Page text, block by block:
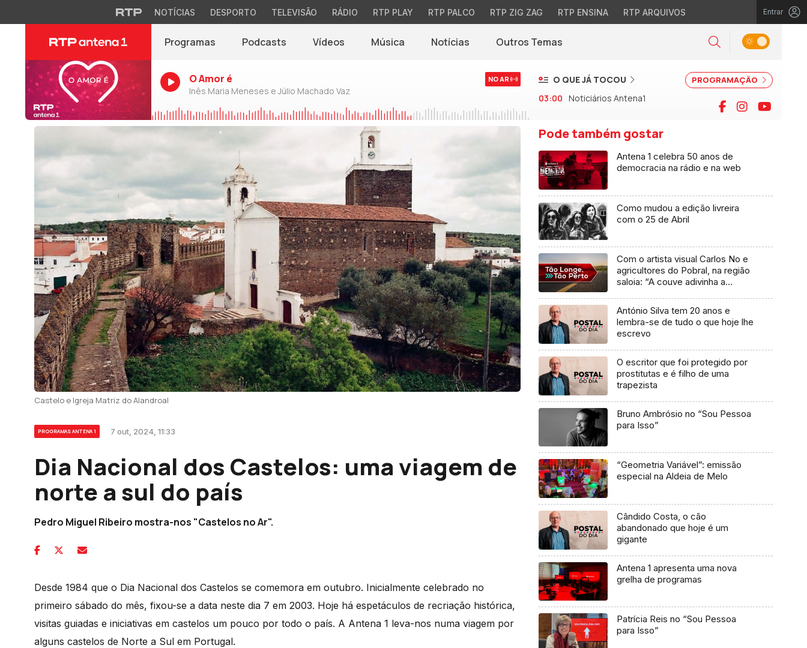
NOTÍCIAS DESPORTO TELEVISÃO RÁDIO RTP PLAY RTP PALCO RTP ZIG ZAG RTP ENSINA RTP ARQUIVOS Entrar
Programas Podcasts Vídeos Música Notícias(abre em nova janela)
Outros Temas Pesquisar
Alternar tema
O Amor é
Inês Maria Meneses e Júlio Machado Vaz
NO AR PROGRAMAÇÃO
O QUE JÁ TOCOU
03:00 Noticiários Antena1 Facebook
Instagram
Castelo e Igreja Matriz do Alandroal
PROGRAMAS ANTENA 1 7 out, 2024, 11:33
Dia Nacional dos Castelos: uma viagem de
norte a sul do país
Pedro Miguel Ribeiro mostra-nos "Castelos no Ar".
Desde 1984 que o Dia Nacional dos Castelos se comemora em outubro. Inicialmente celebrado no
primeiro sábado do mês, fixou-se a data neste dia 7 em 2003. Hoje há espetáculos de recriação histórica,
visitas guiadas e iniciativas em castelos um pouco por todo o país. A Antena 1 leva-nos numa viagem por
alguns castelos de Norte a Sul em Portugal.
Pode também gostar
Antena 1 celebra 50 anos de
democracia na rádio e na web
Como mudou a edição livreira
com o 25 de Abril
Com o artista visual Carlos No e
agricultores do Pobral, na região
saloia: “A couve adivinha a
António Silva tem 20 anos e
lembra-se de tudo o que hoje lhe
escrevo
O escritor que foi protegido por
prostitutas e é filho de uma
trapezista
Bruno Ambrósio no “Sou Pessoa
para Isso”
“Geometria Variável”: emissão
especial na Aldeia de Melo
Cândido Costa, o cão
abandonado que hoje é um
gigante
Antena 1 apresenta uma nova
grelha de programas
Patrícia Reis no “Sou Pessoa
para Isso”